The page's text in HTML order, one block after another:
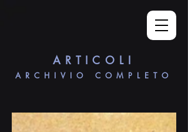
ARTICOLI
ARCHIVIO COMPLETO